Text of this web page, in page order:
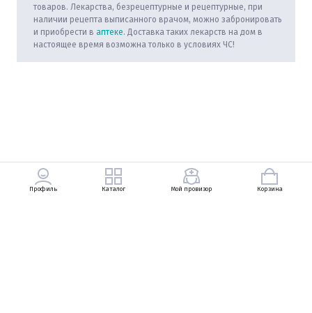
товаров. Лекарства, безрецептурные и рецептурные, при
наличии рецепта выписанного врачом, можно забронировать
и приобрести в аптеке. Доставка таких лекарств на дом в
настоящее время возможна только в условиях ЧС!
Профиль Каталог Мой провизор Корзина